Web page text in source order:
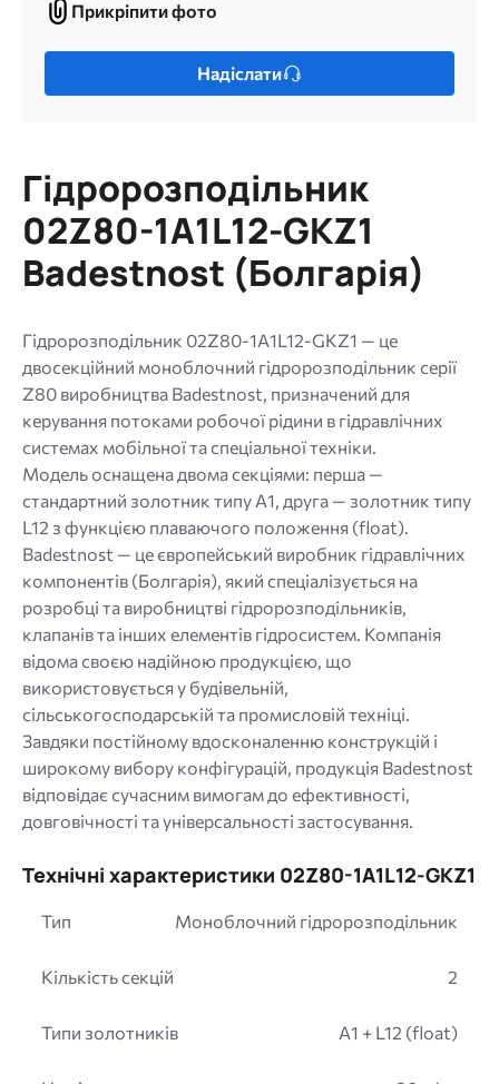
Прикріпити
фото
Прикріпити фото
Лише
МБ.
Дозволені
типи:
gif
jpg
png.
Надіслати
Гідророзподільник
02Z80-1A1L12-GKZ1
Badestnost (Болгарія)
Гідророзподільник 02Z80-1A1L12-GKZ1 — це
двосекційний моноблочний гідророзподільник серії
Z80 виробництва Badestnost, призначений для
керування потоками робочої рідини в гідравлічних
системах мобільної та спеціальної техніки.
Модель оснащена двома секціями: перша —
стандартний золотник типу A1, друга — золотник типу
L12 з функцією плаваючого положення (float).
Badestnost — це європейський виробник гідравлічних
компонентів (Болгарія), який спеціалізується на
розробці та виробництві гідророзподільників,
клапанів та інших елементів гідросистем. Компанія
відома своєю надійною продукцією, що
використовується у будівельній,
сільськогосподарській та промисловій техніці.
Завдяки постійному вдосконаленню конструкцій і
широкому вибору конфігурацій, продукція Badestnost
відповідає сучасним вимогам до ефективності,
довговічності та універсальності застосування.
Технічні характеристики 02Z80-1A1L12-GKZ1
Тип Моноблочний гідророзподільник
Кількість секцій 2
Типи золотників A1 + L12 (float)